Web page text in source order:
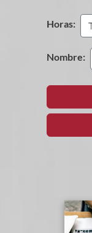
Horas:
Nombre: